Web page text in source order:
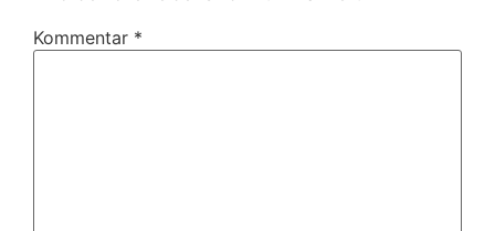
Kommentar *